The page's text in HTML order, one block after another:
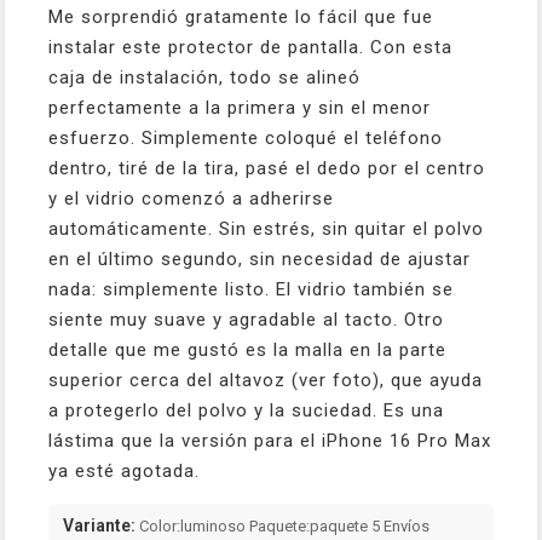
Me sorprendió gratamente lo fácil que fue
instalar este protector de pantalla. Con esta
caja de instalación, todo se alineó
perfectamente a la primera y sin el menor
esfuerzo. Simplemente coloqué el teléfono
dentro, tiré de la tira, pasé el dedo por el centro
y el vidrio comenzó a adherirse
automáticamente. Sin estrés, sin quitar el polvo
en el último segundo, sin necesidad de ajustar
nada: simplemente listo. El vidrio también se
siente muy suave y agradable al tacto. Otro
detalle que me gustó es la malla en la parte
superior cerca del altavoz (ver foto), que ayuda
a protegerlo del polvo y la suciedad. Es una
lástima que la versión para el iPhone 16 Pro Max
ya esté agotada.
Variante: Color:luminoso Paquete:paquete 5 Envíos